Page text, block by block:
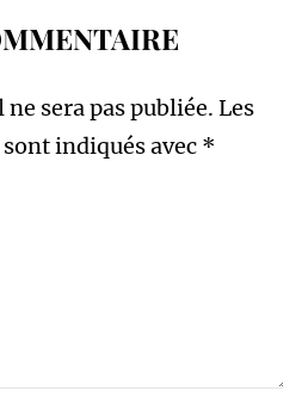
sera pas publiée. Les
indiqués avec *